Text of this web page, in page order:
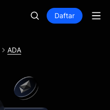
Daftar
ADA